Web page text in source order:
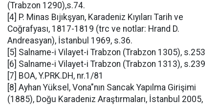
(Trabzon 1290),s.74.
[4] P. Minas Bıjıkşyan, Karadeniz Kıyıları Tarih ve
Coğrafyası, 1817-1819 (trc ve notlar: Hrand D.
Andreasyan), İstanbul 1969, s.36.
[5] Salname-i Vilayet-i Trabzon (Trabzon 1305), s.253
[6] Salname-i Vilayet-i Trabzon (Trabzon 1313), s.239
[7] BOA, Y.PRK.DH, nr.1/81
[8] Ayhan Yüksel, Vona"nın Sancak Yapılma Girişimi
(1885), Doğu Karadeniz Araştırmaları, İstanbul 2005,